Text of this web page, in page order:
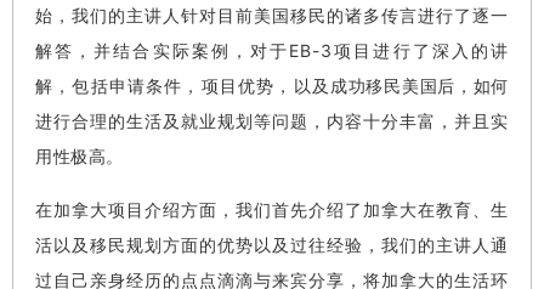
始，我们的主讲人针对目前美国移民的诸多传言进行了逐一
解答，并结合实际案例，对于EB-3项目进行了深入的讲
解，包括申请条件，项 目优势 ，以及 成功移民美国后，如何
进行合理的生活及就业规划等问题，内容十分丰富，并且实
用性极高。
在加拿大项目介绍方面，我们首先介绍了加拿大在教育、生
活以及移民规划方面的优势以及过往经验，我们的主讲人 通
过自己亲身经历的点点滴滴与来宾分享，将加拿大的生活环